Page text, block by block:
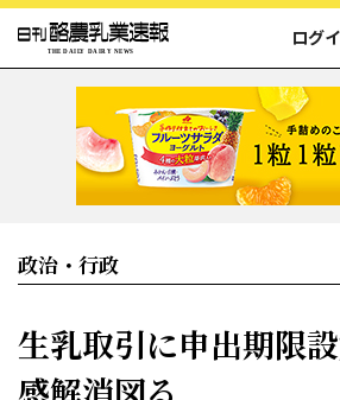
ログ
政治・行政
生乳取引に申出期限